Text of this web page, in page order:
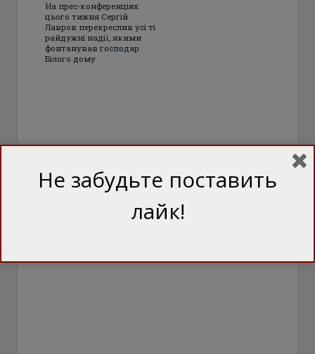
На прес-конференціях
цього тижня Сергій
Лавров перекреслив усі ті
райдужні надії, якими
фонтанував господар
Білого дому
Не забудьте поставить
лайк!